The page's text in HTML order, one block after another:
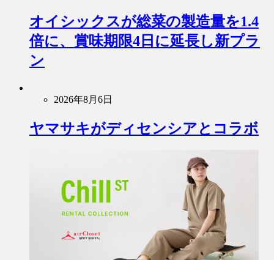
オイシックスが総菜の製造量を1.4
倍に、賞味期限4日に延長し新プラ
ン
2026年8月6日
ヤマサキがディセンシアとコラボ